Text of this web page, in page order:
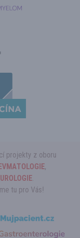
projekty z oboru
,
.
tu pro Vás!